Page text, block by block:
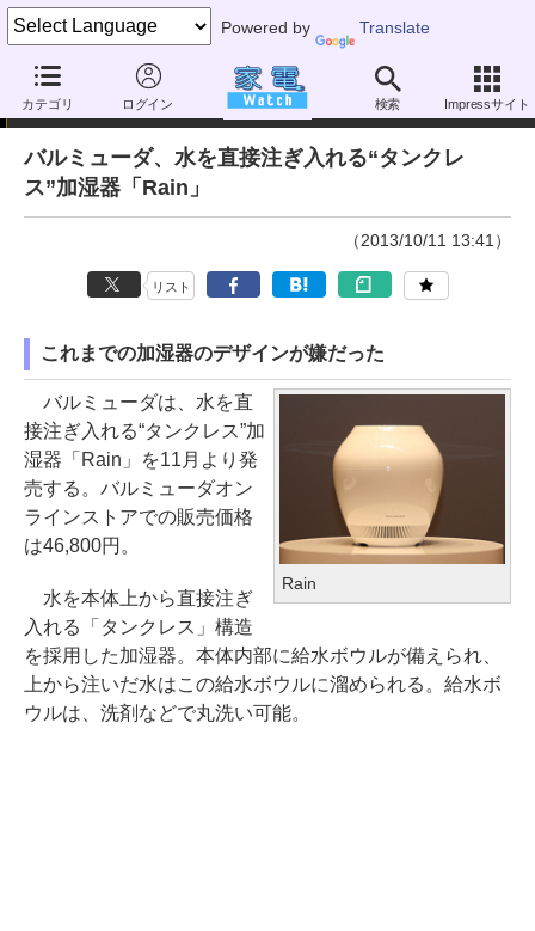
Powered by Translate
カテゴリ ログイン 検索 Impressサイト
ニュース
バルミューダ、水を直接注ぎ入れる“タンクレ
ス”加湿器「Rain」
（2013/10/11 13:41）
リスト
これまでの加湿器のデザインが嫌だった
Rain
バルミューダは、水を直
接注ぎ入れる“タンクレス”加
湿器「Rain」を11月より発
売する。バルミューダオン
ラインストアでの販売価格
は46,800円。
水を本体上から直接注ぎ
入れる「タンクレス」構造
を採用した加湿器。本体内部に給水ボウルが備えられ、
上から注いだ水はこの給水ボウルに溜められる。給水ボ
ウルは、洗剤などで丸洗い可能。